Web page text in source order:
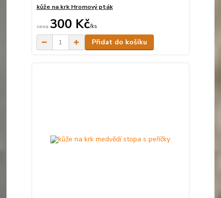
kůže na krk Hromový pták
300 Kč/ks
Přidat do košíku